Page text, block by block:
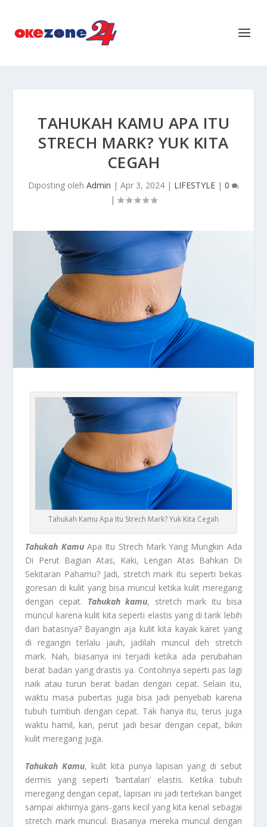
TAHUKAH KAMU APA ITU
STRECH MARK? YUK KITA
CEGAH
Diposting oleh Admin | Apr 3, 2024 | LIFESTYLE | 0
|
Tahukah Kamu Apa Itu Strech Mark? Yuk Kita Cegah
Tahukah KamuApa Itu Strech Mark Yang Mungkin Ada
Di Perut Bagian Atas, Kaki, Lengan Atas Bahkan Di
Sekitaran Pahamu? Jadi, stretch mark itu seperti bekas
goresan di kulit yang bisa muncul ketika kulit meregang
dengan cepat. Tahukah kamu, stretch mark itu bisa
muncul karena kulit kita seperti elastis yang di tarik lebih
dari batasnya? Bayangin aja kulit kita kayak karet yang
di regangin terlalu jauh, jadilah muncul deh stretch
mark. Nah, biasanya ini terjadi ketika ada perubahan
berat badan yang drastis ya. Contohnya seperti pas lagi
naik atau turun berat badan dengan cepat. Selain itu,
waktu masa pubertas juga bisa jadi penyebab karena
tubuh tumbuh dengan cepat. Tak hanya itu, terus juga
waktu hamil, kan, perut jadi besar dengan cepat, bikin
kulit meregang juga.
Tahukah Kamu, kulit kita punya lapisan yang di sebut
dermis yang seperti ‘bantalan’ elastis. Ketika tubuh
meregang dengan cepat, lapisan ini jadi tertekan banget
sampai akhirnya garis-garis kecil yang kita kenal sebagai
stretch mark muncul. Biasanya mereka muncul dengan